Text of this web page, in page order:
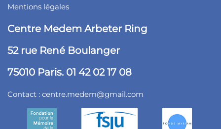
Mentions légales
Centre Medem Arbeter Ring
52 rue René Boulanger
75010 Paris. 01 42 02 17 08
Contact : centre.medem@gmail.com